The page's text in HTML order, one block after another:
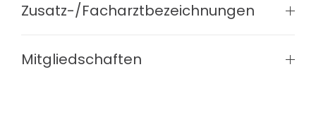
Zusatz-/Facharztbezeichnungen
Mitgliedschaften